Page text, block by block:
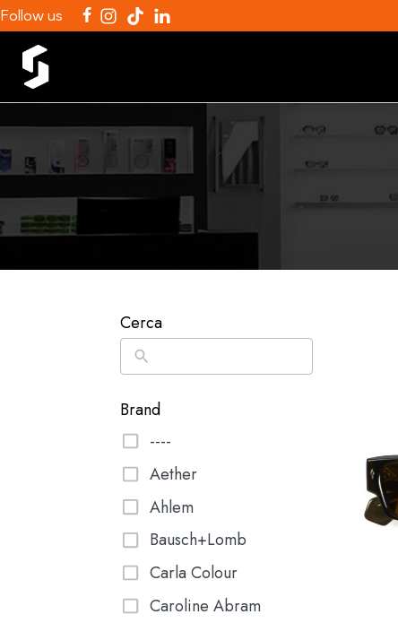
Follow us
Cerca
Brand
----
Aether
Ahlem
Bausch+Lomb
Carla Colour
Caroline Abram